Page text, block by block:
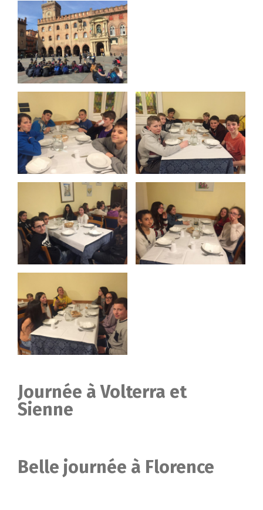
Journée à Volterra et
Sienne
Belle journée à Florence